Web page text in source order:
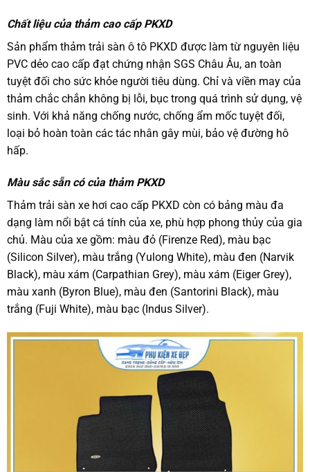
Chất liệu của thảm cao cấp PKXD
Sản phẩm thảm trải sàn ô tô PKXD được làm từ nguyên liệu
PVC dẻo cao cấp đạt chứng nhận SGS Châu Âu, an toàn
tuyệt đối cho sức khỏe người tiêu dùng. Chỉ và viền may của
thảm chắc chắn không bị lỗi, bục trong quá trình sử dụng, vệ
sinh. Với khả năng chống nước, chống ẩm mốc tuyệt đối,
loại bỏ hoàn toàn các tác nhân gây mùi, bảo vệ đường hô
hấp.
Màu sắc sẵn có của thảm PKXD
Thảm trải sàn xe hơi cao cấp PKXD còn có bảng màu đa
dạng làm nổi bật cá tính của xe, phù hợp phong thủy của gia
chủ. Màu của xe gồm: màu đỏ (Firenze Red), màu bạc
(Silicon Silver), màu trắng (Yulong White), màu đen (Narvik
Black), màu xám (Carpathian Grey), màu xám (Eiger Grey),
màu xanh (Byron Blue), màu đen (Santorini Black), màu
trắng (Fuji White), màu bạc (Indus Silver).